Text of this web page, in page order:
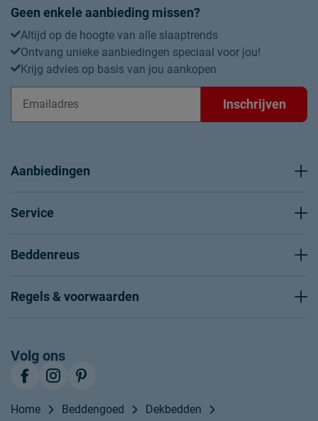
Geen enkele aanbieding missen?
Altijd op de hoogte van alle slaaptrends
Ontvang unieke aanbiedingen speciaal voor jou!
Krijg advies op basis van jou aankopen
Inschrijven
Aanbiedingen
Service
Beddenreus
Regels & voorwaarden
Volg ons
Home Beddengoed
Dekbedden